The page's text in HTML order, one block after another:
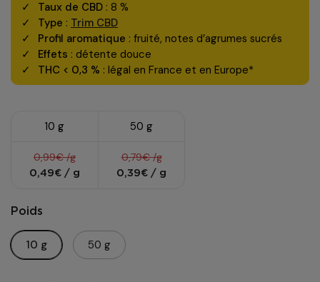
Taux de CBD : 8 %
Type : Trim CBD
Profil aromatique : fruité, notes d’agrumes sucrés
Effets : détente douce
THC < 0,3 % : légal en France et en Europe*
10 g
0,99€ /g
0,49€ / g
50 g
0,79€ /g
0,39€ / g
Poids
10 g 50 g